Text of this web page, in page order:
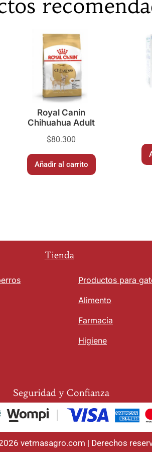
Royal Canin
Chihuahua Adult
$80.300
Añadir al carrito
Tienda
Productos para
Alimento
Farmacia
Higiene
Seguridad y Confianza
vetmasagro.com | Derechos